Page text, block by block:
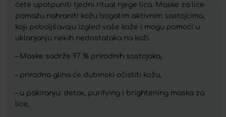
ćete upotpuniti tjedni ritual njege lica. Maske za lice
pomažu nahraniti kožu bogatim aktivnim sastojcima,
koji poboljšavaju izgled vaše kože i mogu pomoći u
uklanjanju nekih nedostataka na koži.
– Maske sadrže 97 % prirodnih sastojaka,
– prirodna glina će dubinski očistiti kožu,
– u pakiranju: detox, purifying i brightening maska za
lice,